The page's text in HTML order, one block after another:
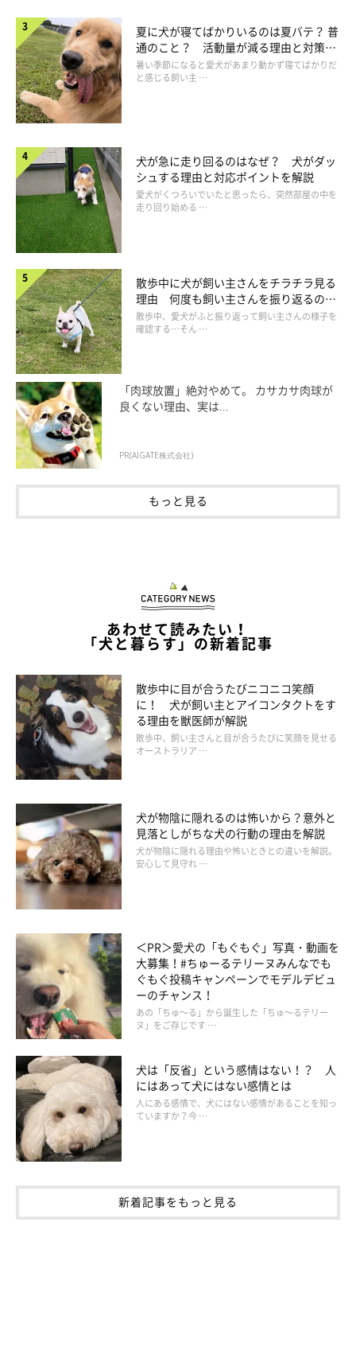
今でもこのぬいぐるみがお気に入り！
@komachi104
こまちちゃんはその後も、ぬいぐるみを「枕」代わりにして寝た
り、振り回して遊んだりしているとのこと。そんなこまちちゃん
の様子を見て、飼い主さんはこんなことを思うそうです。
飼い主さん：
「人が見るとびっくりするような大蛇のぬいぐるみですが、こま
ちからすると『大きくて動きのある楽しいおもちゃなんだろうな
ぁ』なんて思いました。
このぬいぐるみはかなりお気に入りで今でもよく遊んでいます
が、最近は所々に穴があき、綿が出てきてしまいましたね
新しいBIGおもちゃ（大蛇）をもらって嬉しくてずっと持ち運
んでる🤣🤣🤣#こまち #秋田犬pic.twitter.com/sYb0ig85Hg
こまちちゃんはぬいぐるみが大好き！
夏に犬が寝てばかりいるのは夏バテ？ 普
通のこと？ 活動量が減る理由と対策と
は
暑い季節になると愛犬があまり動かず寝てばかりだ
と感じる飼い主 …
犬が急に走り回るのはなぜ？ 犬がダッ
シュする理由と対応ポイントを解説
愛犬がくつろいでいたと思ったら、突然部屋の中を
走り回り始める …
散歩中に犬が飼い主さんをチラチラ見る
理由 何度も飼い主さんを振り返るのは
なぜ？
散歩中、愛犬がふと振り返って飼い主さんの様子を
確認する…そん …
「肉球放置」絶対やめて。 カサカサ肉球が
良くない理由、実は...
PR(AIGATE株式会社)
もっと見る
あわせて読みたい！
「犬と暮らす」の新着記事
散歩中に目が合うたびニコニコ笑顔
に！ 犬が飼い主とアイコンタクトをす
る理由を獣医師が解説
散歩中、飼い主さんと目が合うたびに笑顔を見せる
オーストラリア …
犬が物陰に隠れるのは怖いから？意外と
見落としがちな犬の行動の理由を解説
犬が物陰に隠れる理由や怖いときとの違いを解説。
安心して見守れ …
＜PR＞愛犬の「もぐもぐ」写真・動画を
大募集！#ちゅーるテリーヌみんなでも
ぐもぐ投稿キャンペーンでモデルデビュ
ーのチャンス！
あの「ちゅ～る」から誕生した「ちゅ～るテリー
ヌ」をご存じです …
犬は「反省」という感情はない！？ 人
にはあって犬にはない感情とは
人にある感情で、犬にはない感情があることを知っ
ていますか？今 …
新着記事をもっと見る